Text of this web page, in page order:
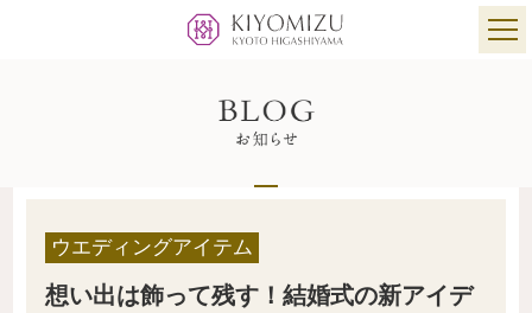
ウエディングアイテム
想い出は飾って残す！結婚式の新アイデ